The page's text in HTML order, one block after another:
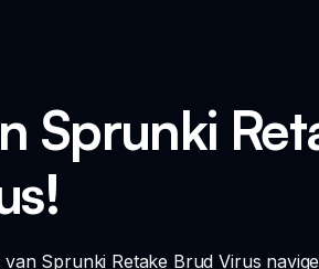
Sprunki
Sprunki Retake Brud Virus